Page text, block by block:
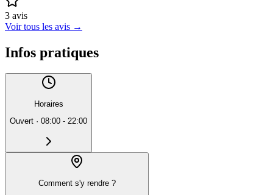
3 avis
Voir tous les avis →
Infos pratiques
Horaires
Ouvert · 08:00 - 22:00
Comment s'y rendre ?